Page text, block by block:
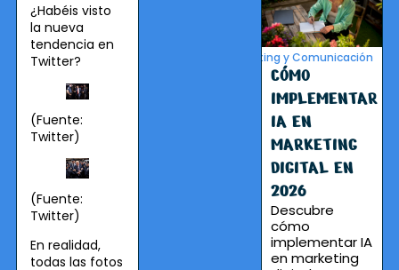
¿Habéis visto
la nueva
tendencia en
Twitter?
(Fuente:
Twitter)
(Fuente:
Twitter)
En realidad,
todas las fotos
Marketing y Comunicación
CÓMO
IMPLEMENTAR
IA EN
MARKETING
DIGITAL EN
2026
Descubre
cómo
implementar IA
en marketing